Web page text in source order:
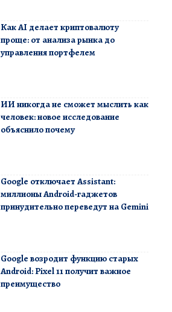
Как AI делает криптовалюту
проще: от анализа рынка до
управления портфелем
ИИ никогда не сможет мыслить как
человек: новое исследование
объяснило почему
Google отключает Assistant:
миллионы Android-гаджетов
принудительно переведут на Gemini
Google возродит функцию старых
Android: Pixel 11 получит важное
преимущество